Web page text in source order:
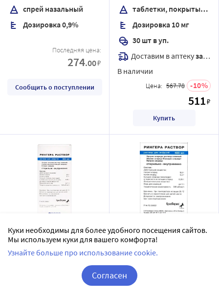
спрей назальный
Дозировка 0,9%
Последняя цена:
274.00₽
Сообщить о поступлении
таблетки, покрытые оболочкой
Дозировка 10 мг
30 шт в уп.
Доставим в аптекузавтра
В наличии
Цена: 567.78 10
511₽
Купить
Рингера раствор раствор
для инфузий 400 мл
контейнер 1 шт.
Красфарма ПАО
раствор для инфузий
Рингера раствор раствор
для инфузий 400 мл
контейнер 21 шт.
Красфарма ПАО
раствор для инфузий
21 шт в уп.
Куки необходимы для более удобного посещения сайтов.
Мы используем куки для вашего комфорта!
Узнайте больше про использование cookie.
Согласен